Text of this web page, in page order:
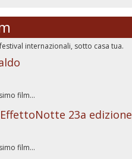
internazionali, sotto casa tua.
film...
23a edizione
film...